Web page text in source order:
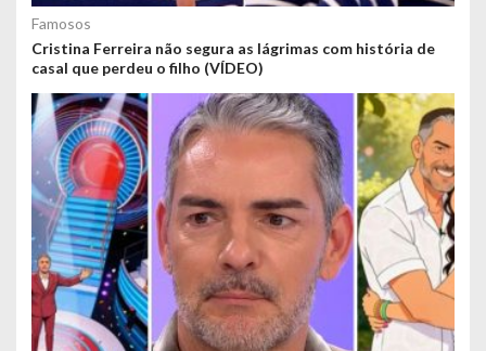
Famosos
Cristina Ferreira não segura as lágrimas com história de
casal que perdeu o filho (VÍDEO)